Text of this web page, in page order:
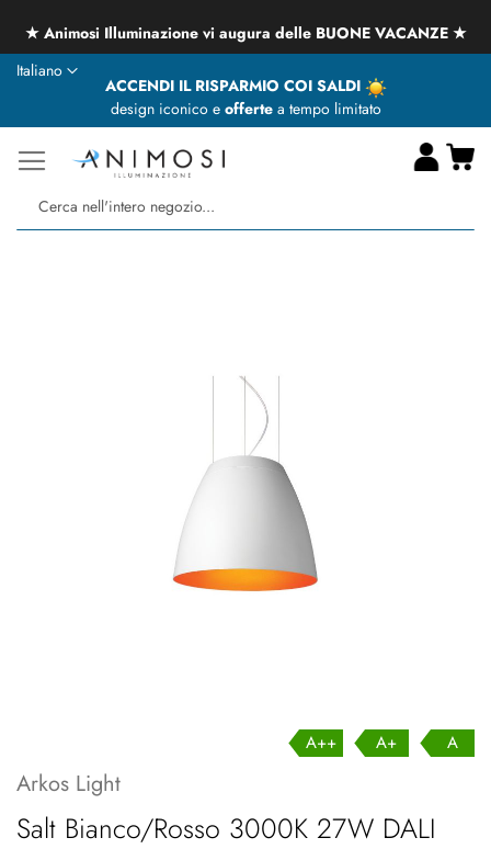
★ Animosi Illuminazione vi augura delle BUONE VACANZE ★
ACCENDI IL RISPARMIO COI SALDI
design iconico e offertea tempo limitato
Lingua
Italiano
A++ A+ A
Arkos Light
Salt Bianco/Rosso 3000K 27W DALI